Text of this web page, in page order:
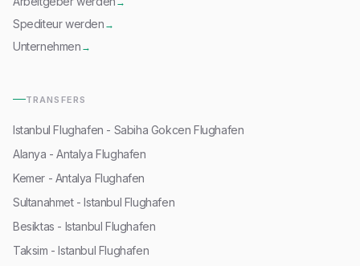
Spediteur werden →
Unternehmen →
TRANSFERS
Istanbul Flughafen - Sabiha Gokcen Flughafen
Alanya - Antalya Flughafen
Kemer - Antalya Flughafen
Sultanahmet - Istanbul Flughafen
Besiktas - Istanbul Flughafen
Taksim - Istanbul Flughafen